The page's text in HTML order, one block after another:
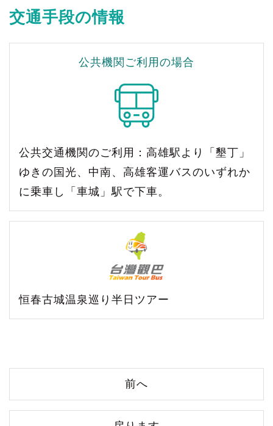
交通手段の情報
公共機関ご利用の場合
公共交通機関のご利用：高雄駅より「墾丁」
ゆきの国光、中南、高雄客運バスのいずれか
に乗車し「車城」駅で下車。
恒春古城温泉巡り半日ツアー
前へ